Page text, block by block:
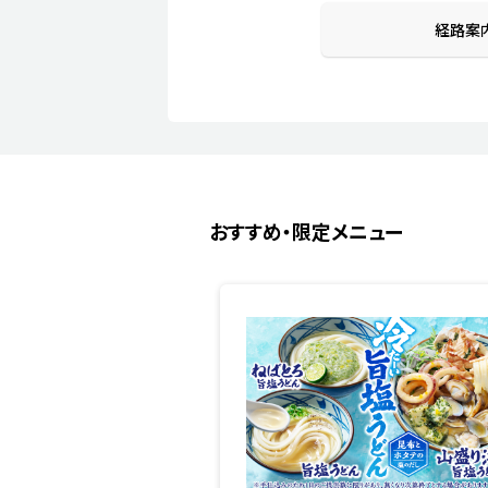
経路案
おすすめ・限定メニュー